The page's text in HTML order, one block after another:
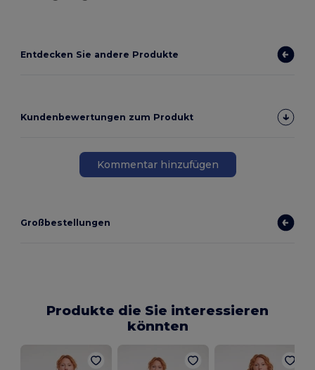
Entdecken Sie andere Produkte
Kundenbewertungen zum Produkt
Kommentar hinzufügen
Großbestellungen
Produkte die Sie interessieren
könnten